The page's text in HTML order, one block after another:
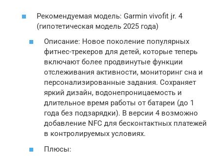
Рекомендуемая модель: Garmin vivofit jr. 4
(гипотетическая модель 2025 года)
Описание: Новое поколение популярных
фитнес-трекеров для детей, которые теперь
включают более продвинутые функции
отслеживания активности, мониторинг сна и
персонализированные задания. Сохраняет
яркий дизайн, водонепроницаемость и
длительное время работы от батареи (до 1
года без подзарядки). В версии 4 возможно
добавление NFC для бесконтактных платежей
в контролируемых условиях.
Плюсы: